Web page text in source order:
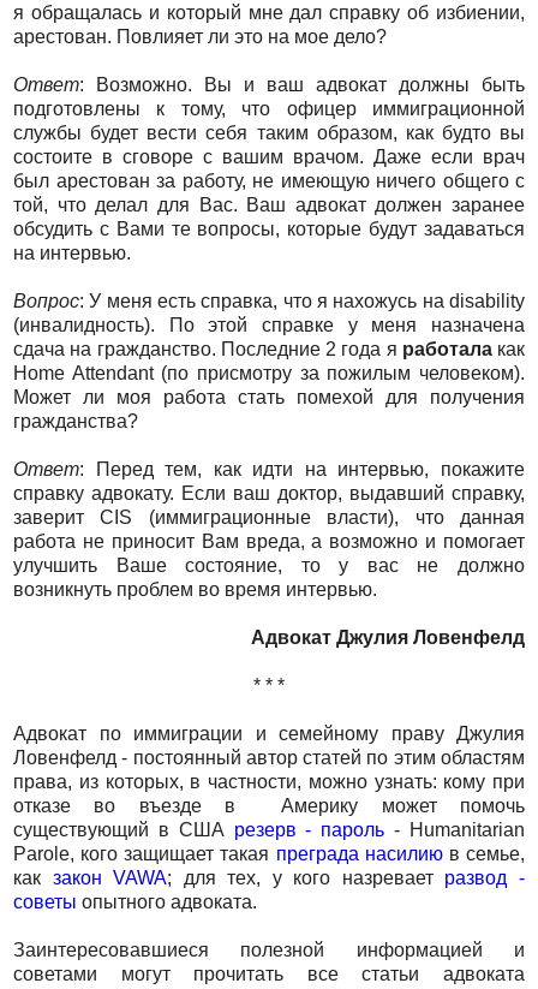
я обращалась и который мне дал справку об избиении,
арестован. Повлияет ли это на мое дело?
Ответ: Возможно. Вы и ваш адвокат должны быть
подготовлены к тому, что офицер иммиграционной
службы будет вести себя таким образом, как будто вы
состоите в сговоре с вашим врачом. Даже если врач
был арестован за работу, не имеющую ничего общего с
той, что делал для Вас. Ваш адвокат должен заранее
обсудить с Вами те вопросы, которые будут задаваться
на интервью.
Вопрос: У меня есть справка, что я нахожусь на disability
(инвалидность). По этой справке у меня назначена
сдача на гражданство. Последние 2 года я работалакак
Home Attendant (по присмотру за пожилым человеком).
Может ли моя работа стать помехой для получения
гражданства?
Ответ: Перед тем, как идти на интервью, покажите
справку адвокату. Если ваш доктор, выдавший справку,
заверит CIS (иммиграционные власти), что данная
работа не приносит Вам вреда, а возможно и помогает
улучшить Ваше состояние, то у вас не должно
возникнуть проблем во время интервью.
Адвокат Джулия Ловенфелд
* * *
Адвокат по иммиграции и семейному праву Джулия
Ловенфелд - постоянный автор статей по этим областям
права, из которых, в частности, можно узнать: кому при
отказе во въезде в Америку может помочь
существующий в США резерв - пароль - Humanitarian
Parole, кого защищает такая преграда насилиюв семье,
как закон VAWA; для тех, у кого назревает развод -
советы опытного адвоката.
Заинтересовавшиеся полезной информацией и
советами могут прочитать все статьи адвоката